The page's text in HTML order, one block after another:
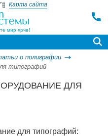
мир ярче!
Карта сайта
о полиграфии
типографий
ДЛЯ
для типографий: